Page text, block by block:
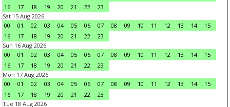
16
17 18 19 20 21 22
23
Sat 15 Aug 2026
00
01 02 03 04 05 06 07 08 09 10 11 12 13 14
15
16
17 18 19 20 21 22
23
Sun 16 Aug 2026
00
01 02 03 04 05 06 07 08 09 10 11 12 13 14
15
16
17 18 19 20 21 22
23
Mon 17 Aug 2026
00
01 02 03 04 05 06 07 08 09 10 11 12 13 14
15
16
17 18 19 20 21 22
23
Tue 18 Aug 2026